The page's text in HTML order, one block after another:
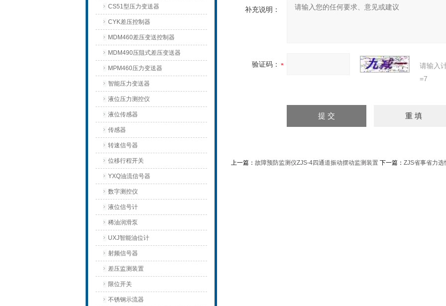
CS51型压力变送器
CYK差压控制器
MDM460差压变送控制器
MDM490压阻式差压变送器
MPM460压力变送器
智能压力变送器
液位压力测控仪
液位传感器
传感器
转速信号器
位移行程开关
YXQ油流信号器
数字测控仪
液位信号计
稀油润滑泵
UXJ智能油位计
射频信号器
差压监测装置
限位开关
不锈钢示流器
补充说明：
验证码：
请输入
=7
上一篇： 故障预防监测仪ZJS-4四通道振动摆动监测装置 下一篇： ZJS省事省力